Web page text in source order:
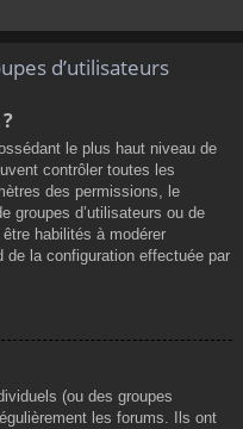
d’utilisateurs
le plus haut niveau de
contrôler toutes les
des permissions, le
groupes d’utilisateurs ou de
habilités à modérer
de la configuration effectuée par
(ou des groupes
les forums. Ils ont